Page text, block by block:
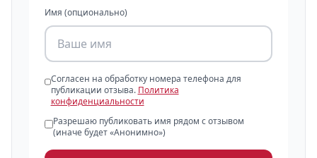
Имя (опционально)
Согласен на обработку номера телефона для
публикации отзыва. Политика
конфиденциальности
Разрешаю публиковать имя рядом с отзывом
(иначе будет «Анонимно»)